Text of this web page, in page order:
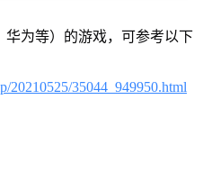
华为等）的游戏，可参考以下
20210525/35044_949950.html